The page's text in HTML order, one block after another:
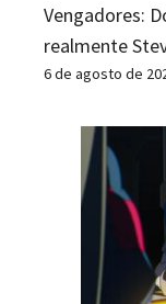
Vengadores:
realmente
6 de agosto de